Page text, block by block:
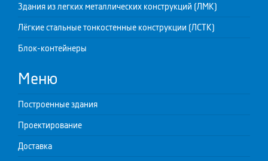
Здания из легких металлических конструкций (ЛМК)
Лёгкие стальные тонкостенные конструкции (ЛСТК)
Блок-контейнеры
Меню
Построенные здания
Проектирование
Доставка